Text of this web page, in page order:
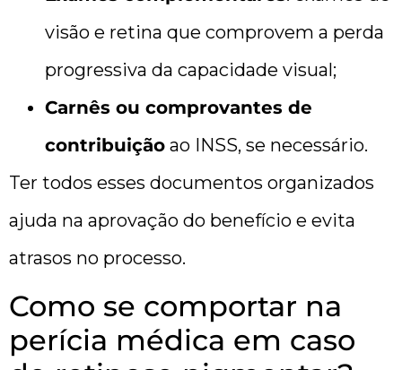
visão e retina que comprovem a perda
progressiva da capacidade visual;
Carnês ou comprovantes de
contribuição ao INSS, se necessário.
Ter todos esses documentos organizados
ajuda na aprovação do benefício e evita
atrasos no processo.
Como se comportar na
perícia médica em caso